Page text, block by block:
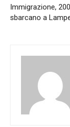
Immigrazione,
sbarcano a